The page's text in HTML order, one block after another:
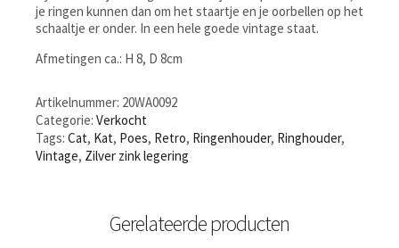
je ringen kunnen dan om het staartje en je oorbellen op het
schaaltje er onder. In een hele goede vintage staat.
Afmetingen ca.: H 8, D 8cm
Artikelnummer: 20WA0092
Categorie: Verkocht
Tags: Cat, Kat, Poes, Retro, Ringenhouder, Ringhouder,
Vintage, Zilver zink legering
Gerelateerde producten